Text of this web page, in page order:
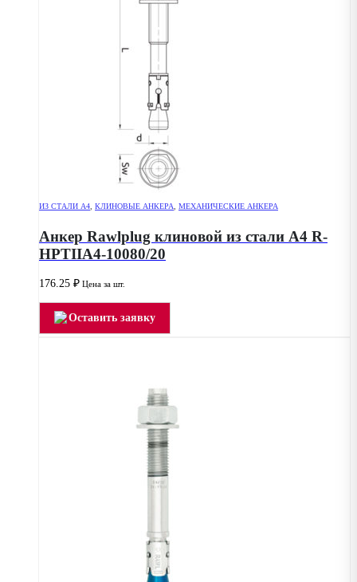
ИЗ СТАЛИ А4, КЛИНОВЫЕ АНКЕРА, МЕХАНИЧЕСКИЕ АНКЕРА
Анкер Rawlplug клиновой из стали А4 R-
HPTIIA4-10080/20
176.25 ₽ Цена за шт.
Оставить заявку